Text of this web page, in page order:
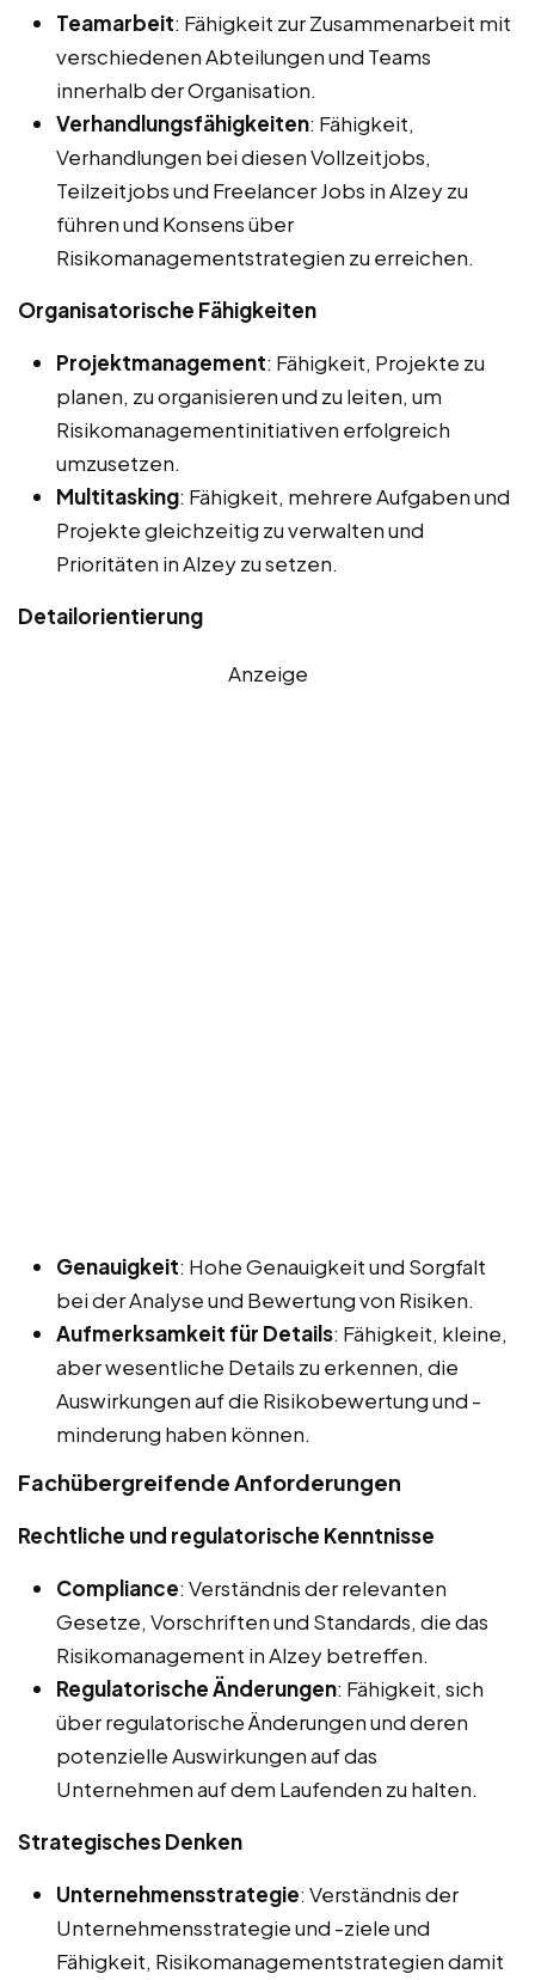
Teamarbeit: Fähigkeit zur Zusammenarbeit mit
verschiedenen Abteilungen und Teams
innerhalb der Organisation.
Verhandlungsfähigkeiten: Fähigkeit,
Verhandlungen bei diesen Vollzeitjobs,
Teilzeitjobs und Freelancer Jobs in Alzey zu
führen und Konsens über
Risikomanagementstrategien zu erreichen.
Organisatorische Fähigkeiten
Projektmanagement: Fähigkeit, Projekte zu
planen, zu organisieren und zu leiten, um
Risikomanagementinitiativen erfolgreich
umzusetzen.
Multitasking: Fähigkeit, mehrere Aufgaben und
Projekte gleichzeitig zu verwalten und
Prioritäten in Alzey zu setzen.
Detailorientierung
Anzeige
Genauigkeit: Hohe Genauigkeit und Sorgfalt
bei der Analyse und Bewertung von Risiken.
Aufmerksamkeit für Details: Fähigkeit, kleine,
aber wesentliche Details zu erkennen, die
Auswirkungen auf die Risikobewertung und -
minderung haben können.
Fachübergreifende Anforderungen
Rechtliche und regulatorische Kenntnisse
Compliance: Verständnis der relevanten
Gesetze, Vorschriften und Standards, die das
Risikomanagement in Alzey betreffen.
Regulatorische Änderungen: Fähigkeit, sich
über regulatorische Änderungen und deren
potenzielle Auswirkungen auf das
Unternehmen auf dem Laufenden zu halten.
Strategisches Denken
Unternehmensstrategie: Verständnis der
Unternehmensstrategie und -ziele und
Fähigkeit, Risikomanagementstrategien damit